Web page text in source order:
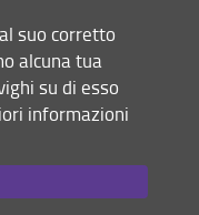
lo sviluppo sostenibile
Studi di Firenze UNIFI
Cod.Fis 01279680480
48 - 50121 Firenze (FI)
umaform.unifi.it
suo corretto
alcuna tua
su di esso
informazioni